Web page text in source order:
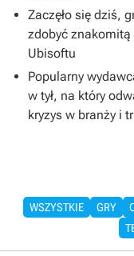
Zaczęło się dziś,
zdobyć znakomitą
Ubisoftu
Popularny
w tył, na który
kryzys w branży i
WSZYSTKIE GRY